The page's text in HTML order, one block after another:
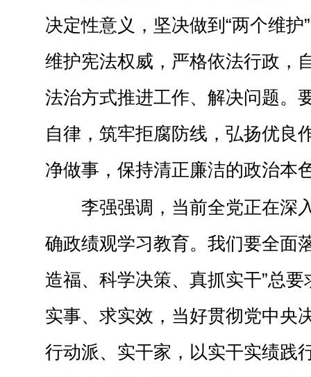
决定性意义，坚决做到“两个维
维护宪法权威，严格依法行政，
法治方式推进工作、解决问题。
自律，筑牢拒腐防线，弘扬优良
净做事，保持清正廉洁的政治本
李强强调，当前全党正在深
确政绩观学习教育。我们要全面
造福、科学决策、真抓实干”总
实事、求实效，当好贯彻党中央
行动派、实干家，以实干实绩践